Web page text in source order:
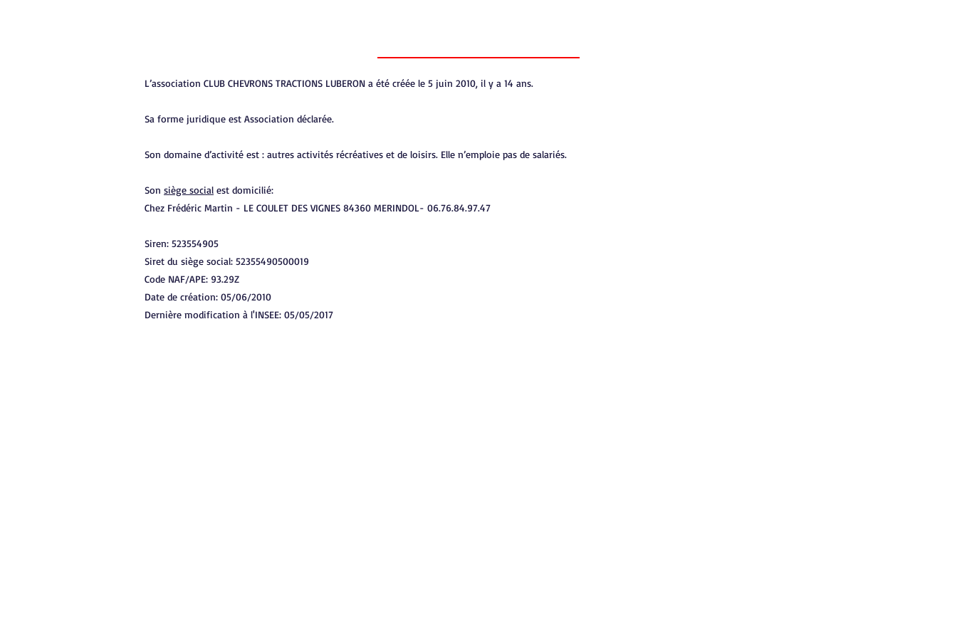
L’association CLUB CHEVRONS TRACTIONS LUBERON a été créée le 5 juin 2010, il y a 14 ans.
Sa forme juridique est Association déclarée.
Son domaine d’activité est : autres activités récréatives et de loisirs. Elle n’emploie pas de salariés.
Son siège social est domicilié:
Chez Frédéric Martin - LE COULET DES VIGNES 84360 MERINDOL- 06.76.84.97.47
Siren: 523554905
Siret du siège social: 52355490500019
Code NAF/APE: 93.29Z
Date de création: 05/06/2010
Dernière modification à l'INSEE: 05/05/2017